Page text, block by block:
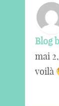
Blog
mai
voilà